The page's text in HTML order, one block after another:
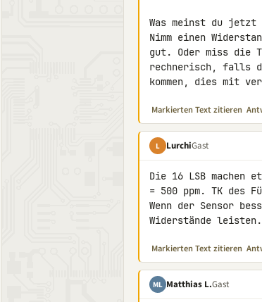
Was meinst du
Nimm einen
gut. Oder miss die
rechnerisch, falls
kommen, dies mit
Markierten Text zitieren
L LurchiGast
Die 16 LSB machen
= 500 ppm. TK des
Wenn der Sensor
Widerstände
Markierten Text zitieren
ML Matthias L.Gast